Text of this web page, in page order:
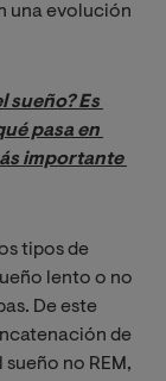
una evolución
sueño? Es
pasa en
importante
tipos de
lento o no
De este
de
no REM,